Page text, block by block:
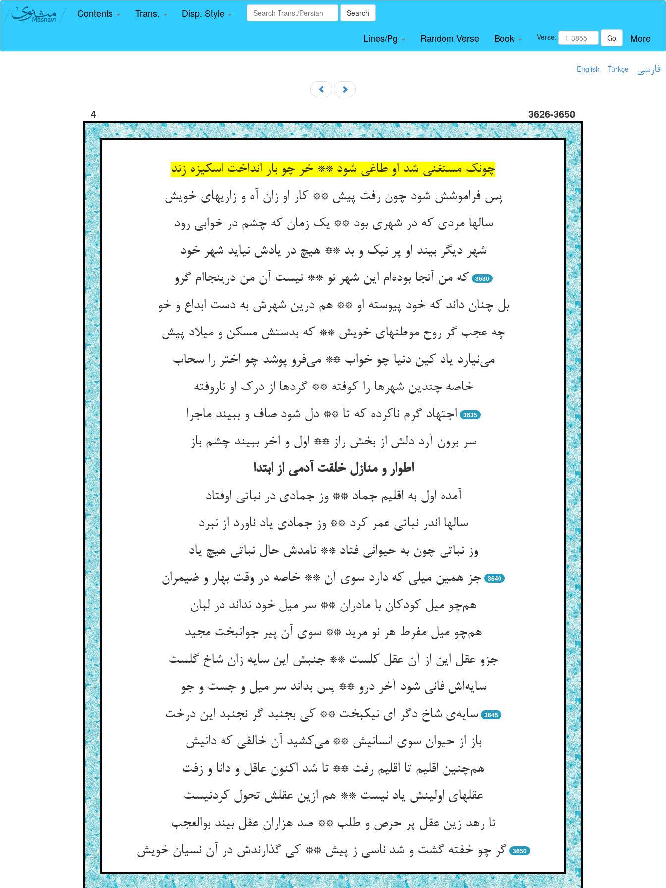
Contents Trans. Disp. Style Search
Lines/Pg Random Verse Book Verse: Go More
English Türkçe فارسی
4 3626-3650
چونک مستغنی شد او طاغی شود ** خر چو بار انداخت اسکیزه زند
پس فراموشش شود چون رفت پیش ** کار او زان آه و زاریهای خویش
سالها مردی که در شهری بود ** یک زمان که چشم در خوابی رود
شهر دیگر بیند او پر نیک و بد ** هیچ در یادش نیاید شهر خود
که من آنجا بوده‌ام این شهر نو ** نیست آن من درینجاام گرو
3630
بل چنان داند که خود پیوسته او ** هم درین شهرش به دست ابداع و خو
چه عجب گر روح موطنهای خویش ** که بدستش مسکن و میلاد پیش
می‌نیارد یاد کین دنیا چو خواب ** می‌فرو پوشد چو اختر را سحاب
خاصه چندین شهرها را کوفته ** گردها از درک او ناروفته
اجتهاد گرم ناکرده که تا ** دل شود صاف و ببیند ماجرا
3635
سر برون آرد دلش از بخش راز ** اول و آخر ببیند چشم باز
اطوار و منازل خلقت آدمی از ابتدا
آمده اول به اقلیم جماد ** وز جمادی در نباتی اوفتاد
سالها اندر نباتی عمر کرد ** وز جمادی یاد ناورد از نبرد
وز نباتی چون به حیوانی فتاد ** نامدش حال نباتی هیچ یاد
جز همین میلی که دارد سوی آن ** خاصه در وقت بهار و ضیمران
3640
هم‌چو میل کودکان با مادران ** سر میل خود نداند در لبان
هم‌چو میل مفرط هر نو مرید ** سوی آن پیر جوانبخت مجید
جزو عقل این از آن عقل کلست ** جنبش این سایه زان شاخ گلست
سایه‌اش فانی شود آخر درو ** پس بداند سر میل و جست و جو
سایه‌ی شاخ دگر ای نیکبخت ** کی بجنبد گر نجنبد این درخت
3645
باز از حیوان سوی انسانیش ** می‌کشید آن خالقی که دانیش
هم‌چنین اقلیم تا اقلیم رفت ** تا شد اکنون عاقل و دانا و زفت
عقلهای اولینش یاد نیست ** هم ازین عقلش تحول کردنیست
تا رهد زین عقل پر حرص و طلب ** صد هزاران عقل بیند بوالعجب
گر چو خفته گشت و شد ناسی ز پیش ** کی گذارندش در آن نسیان خویش
3650